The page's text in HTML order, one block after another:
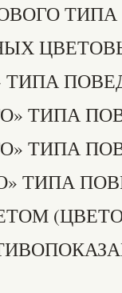
ТИПА
ТИПА
ТИПА
ТИПА